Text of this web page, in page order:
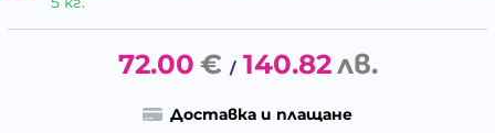
72.00 € / 140.82лв.
Доставка и плащане